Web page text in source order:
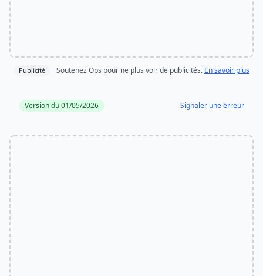
Publicité Soutenez Ops pour ne plus voir de publicités. En savoir plus
Version du 01/05/2026 Signaler une erreur